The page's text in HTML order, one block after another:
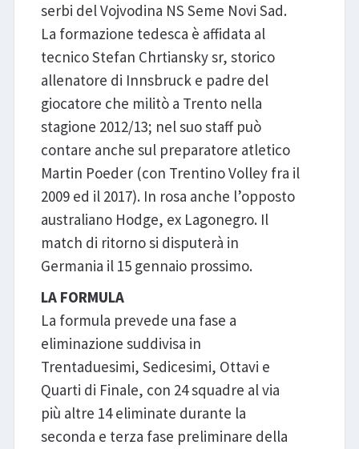
serbi del Vojvodina NS Seme Novi Sad.
La formazione tedesca è affidata al
tecnico Stefan Chrtiansky sr, storico
allenatore di Innsbruck e padre del
giocatore che militò a Trento nella
stagione 2012/13; nel suo staff può
contare anche sul preparatore atletico
Martin Poeder (con Trentino Volley fra il
2009 ed il 2017). In rosa anche l’opposto
australiano Hodge, ex Lagonegro. Il
match di ritorno si disputerà in
Germania il 15 gennaio prossimo.
LA FORMULA
La formula prevede una fase a
eliminazione suddivisa in
Trentaduesimi, Sedicesimi, Ottavi e
Quarti di Finale, con 24 squadre al via
più altre 14 eliminate durante la
seconda e terza fase preliminare della